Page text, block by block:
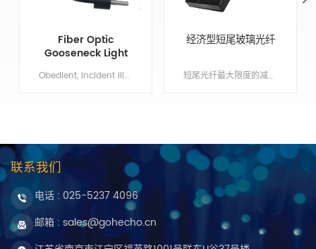
Fiber Optic
Gooseneck Light
Obedient, incident illumination for space constrained applications.Min order:1Payment:T/T, Western UnionShippingPort:NanjingOriginal Region:NanjingLead Time:1 - 2 weeks
经济型短尾玻璃光纤
短尾光纤最大限度的减短光纤长度，节约成本并提高总体传输率，多种形状可提供。 Min order:1 Original Region:南京 Lead Time:1 - 2 周
联系我们
电话 : 025-5237 4096
邮箱 : sales@gohecho.cn